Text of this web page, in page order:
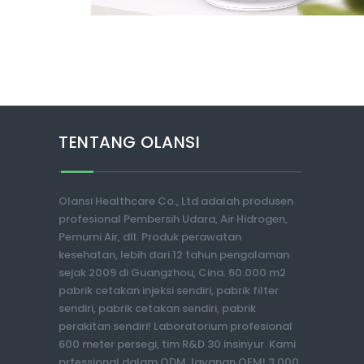
TENTANG OLANSI
Olansi Healthcare Co., Ltd adalah produsen
profesional Pembersih Udara, Air Hidrogen,
Pemurni Air, dll. Produk perawatan
kesehatan, lebih dari 12 tahun pengalaman
sejak 2009 di Guangzhou, Cina. 60.000 m2
pabrik cetakan injeksi sendiri, pabrik filter
sendiri, pabrik cetakan sendiri, pabrik
perakitan sendiri! Laboratorium profesional
600 meter persegi, tim R&D 30 insinyur. Kami